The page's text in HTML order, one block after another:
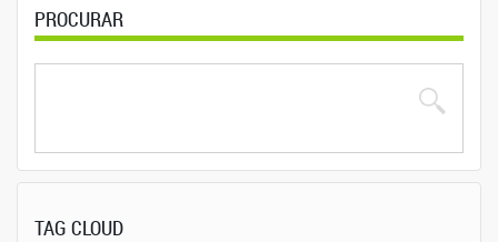
PROCURAR
TAG CLOUD